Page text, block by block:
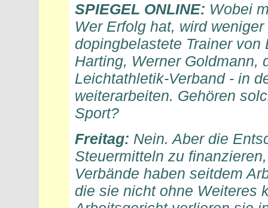
SPIEGEL ONLINE: Wobei
Wer Erfolg hat, wird
dopingbelastete Trainer
Harting, Werner Goldmann,
Leichtathletik-Verband - in
weiterarbeiten. Gehören
Sport?
Freitag: Nein. Aber die
Steuermitteln zu
Verbände haben seitdem
die sie nicht ohne Weiteres